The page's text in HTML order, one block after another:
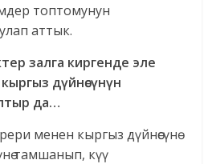
топтомунун
аттык.
залга киргенде эле
дүйнөсүнүн
да…
менен кыргыз дүйнөсүнө
тамшанып, күү